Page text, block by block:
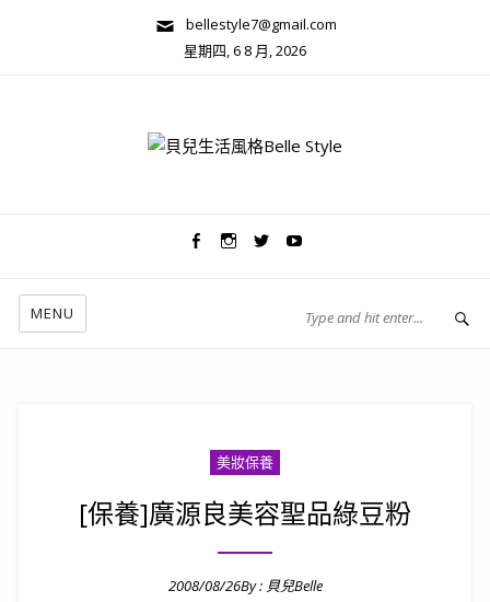
bellestyle7@gmail.com
星期四, 6 8 月, 2026
MENU
美妝保養
[保養]廣源良美容聖品綠豆粉
2008/08/26By : 貝兒Belle